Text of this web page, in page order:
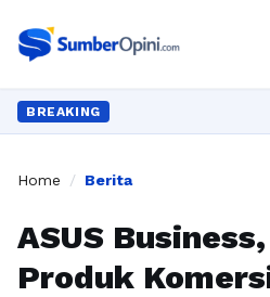
BREAKING
Home / Berita
ASUS
Produk